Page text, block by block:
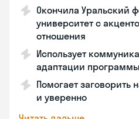
Окончила Уральский
университет с
отношения
Использует
адаптации программы
Помогает заговорить
и уверенно